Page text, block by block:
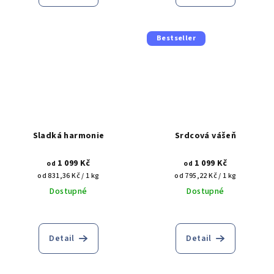
Sladká harmonie
od 1 099 Kč
Měrná
cena:
od 831,36 Kč / 1 kg
Dostupné
Detail
Bestseller
Srdcová vášeň
od 1 099 Kč
Měrná
cena:
od 795,22 Kč / 1 kg
Dostupné
Detail